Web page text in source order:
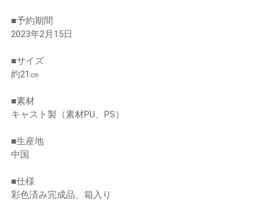
■予約期間
2023年2月15日
■サイズ
約21㎝
■素材
キャスト製（素材PU、PS）
■生産地
中国
■仕様
彩色済み完成品、箱入り